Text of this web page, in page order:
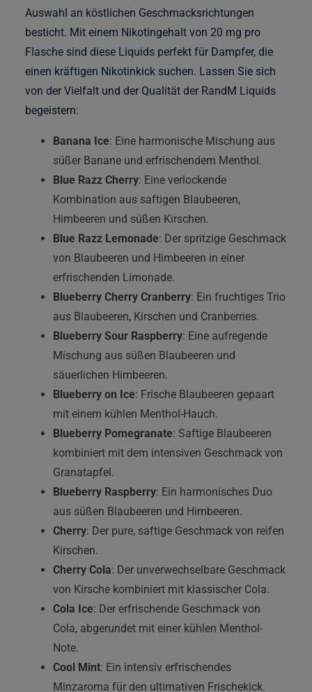
Auswahl an köstlichen Geschmacksrichtungen
besticht. Mit einem Nikotingehalt von 20 mg pro
Flasche sind diese Liquids perfekt für Dampfer, die
einen kräftigen Nikotinkick suchen. Lassen Sie sich
von der Vielfalt und der Qualität der RandM Liquids
begeistern:
Banana Ice: Eine harmonische Mischung aus
süßer Banane und erfrischendem Menthol.
Blue Razz Cherry: Eine verlockende
Kombination aus saftigen Blaubeeren,
Himbeeren und süßen Kirschen.
Blue Razz Lemonade: Der spritzige Geschmack
von Blaubeeren und Himbeeren in einer
erfrischenden Limonade.
Blueberry Cherry Cranberry: Ein fruchtiges Trio
aus Blaubeeren, Kirschen und Cranberries.
Blueberry Sour Raspberry: Eine aufregende
Mischung aus süßen Blaubeeren und
säuerlichen Himbeeren.
Blueberry on Ice: Frische Blaubeeren gepaart
mit einem kühlen Menthol-Hauch.
Blueberry Pomegranate: Saftige Blaubeeren
kombiniert mit dem intensiven Geschmack von
Granatapfel.
Blueberry Raspberry: Ein harmonisches Duo
aus süßen Blaubeeren und Himbeeren.
Cherry: Der pure, saftige Geschmack von reifen
Kirschen.
Cherry Cola: Der unverwechselbare Geschmack
von Kirsche kombiniert mit klassischer Cola.
Cola Ice: Der erfrischende Geschmack von
Cola, abgerundet mit einer kühlen Menthol-
Note.
Cool Mint: Ein intensiv erfrischendes
Minzaroma für den ultimativen Frischekick.